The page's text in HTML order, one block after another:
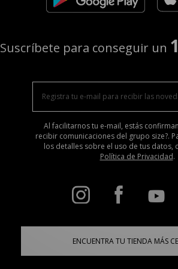
Suscríbete para conseguir un
Al facilitarnos tu e-mail, estás
recibir comunicaciones del grupo size?.
los detalles sobre el uso de tus datos,
Política de Privacidad.
ENCUENTRA TU TIENDA MÁS